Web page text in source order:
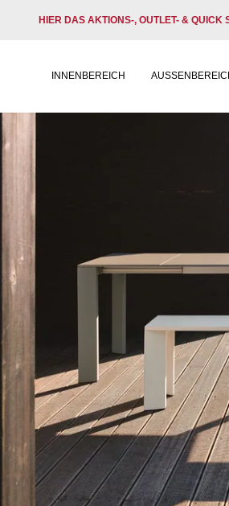
HIER DAS AKTIONS-, OUTLET- & QUICK
INNENBEREICH